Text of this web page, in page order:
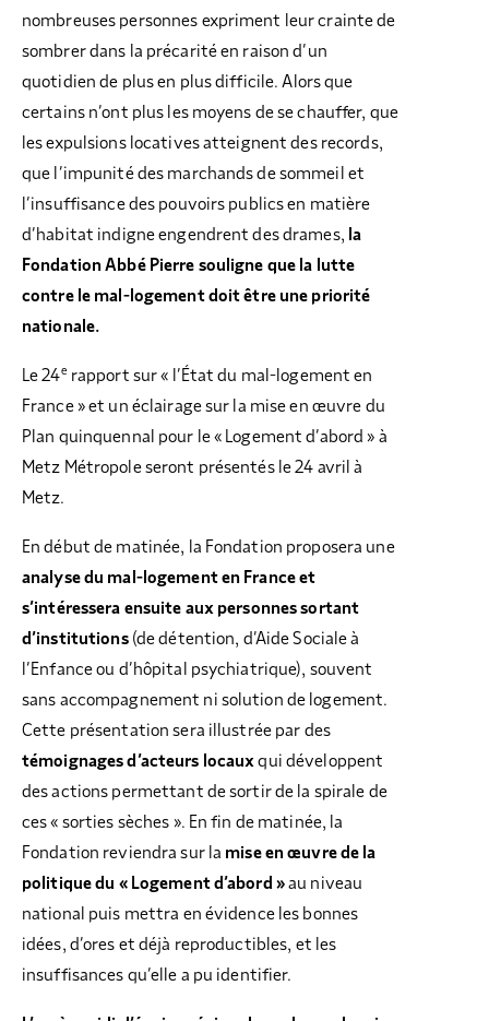
nombreuses personnes expriment leur crainte de
sombrer dans la précarité en raison d’un
quotidien de plus en plus difficile. Alors que
certains n’ont plus les moyens de se chauffer, que
les expulsions locatives atteignent des records,
que l’impunité des marchands de sommeil et
l’insuffisance des pouvoirs publics en matière
d’habitat indigne engendrent des drames, la
Fondation Abbé Pierre souligne que la lutte
contre le mal-logement doit être une priorité
nationale.
Le 24e rapport sur « l’État du mal-logement en
France » et un éclairage sur la mise en œuvre du
Plan quinquennal pour le « Logement d’abord » à
Metz Métropole seront présentés le 24 avril à
Metz.
En début de matinée, la Fondation proposera une
analyse du mal-logement en France et
s’intéressera ensuite aux personnes sortant
d’institutions(de détention, d’Aide Sociale à
l’Enfance ou d’hôpital psychiatrique), souvent
sans accompagnement ni solution de logement.
Cette présentation sera illustrée par des
témoignages d’acteurs locauxqui développent
des actions permettant de sortir de la spirale de
ces « sorties sèches ». En fin de matinée, la
Fondation reviendra sur la mise en œuvre de la
politique du « Logement d’abord »au niveau
national puis mettra en évidence les bonnes
idées, d’ores et déjà reproductibles, et les
insuffisances qu’elle a pu identifier.